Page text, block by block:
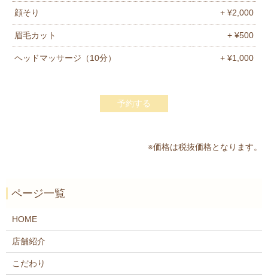
顔そり + ¥2,000
眉毛カット + ¥500
ヘッドマッサージ（10分） + ¥1,000
予約する
※価格は税抜価格となります。
ページ一覧
HOME
店舗紹介
こだわり